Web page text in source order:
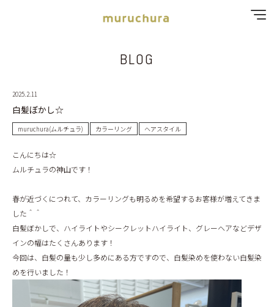
MENU
SHOP & STAFF
COUPON
RECRUIT
BLOG
ONLINE STORE
BLOG
2025.2.11
白髪ぼかし☆
muruchura(ムルチュラ) カラーリング ヘアスタイル
こんにちは☆
ムルチュラの神山です！
春が近づくにつれて、カラーリングも明るめを希望するお客様が増えてきま
した＾＾
白髪ぼかしで、ハイライトやシークレットハイライト、グレーヘアなどデザ
インの幅はたくさんあります！
今回は、白髪の量も少し多めにある方ですので、白髪染めを使わない白髪染
めを行いました！